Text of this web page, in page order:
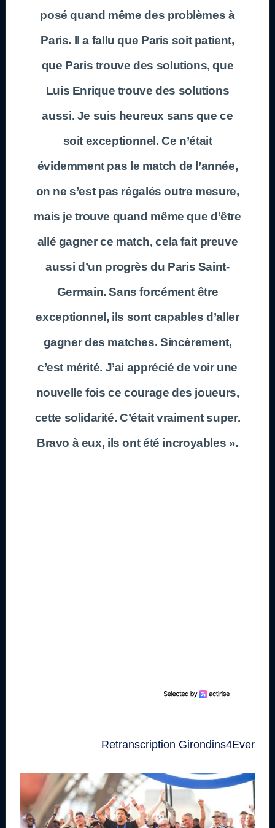
posé quand même des problèmes à
Paris. Il a fallu que Paris soit patient,
que Paris trouve des solutions, que
Luis Enrique trouve des solutions
aussi. Je suis heureux sans que ce
soit exceptionnel. Ce n’était
évidemment pas le match de l’année,
on ne s’est pas régalés outre mesure,
mais je trouve quand même que d’être
allé gagner ce match, cela fait preuve
aussi d’un progrès du Paris Saint-
Germain. Sans forcément être
exceptionnel, ils sont capables d’aller
gagner des matches. Sincèrement,
c’est mérité. J’ai apprécié de voir une
nouvelle fois ce courage des joueurs,
cette solidarité. C’était vraiment super.
Bravo à eux, ils ont été incroyables ».
Retranscription Girondins4Ever